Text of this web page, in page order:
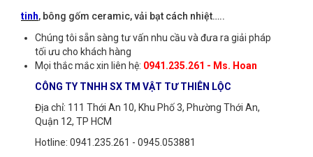
tinh, bông gốm ceramic, vải bạt cách nhiệt…..
Chúng tôi sẵn sàng tư vấn nhu cầu và đưa ra giải pháp
tối ưu cho khách hàng
Mọi thắc mắc xin liên hệ: 0941.235.261 - Ms. Hoan
CÔNG TY TNHH SX TM VẬT TƯ THIÊN LỘC
Địa chỉ: 111 Thới An 10, Khu Phố 3, Phường Thới An,
Quận 12, TP HCM
Hotline: 0941.235.261 - 0945.053881